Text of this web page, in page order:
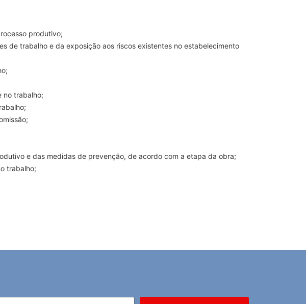
produtivo;
de trabalho e da exposição aos riscos existentes no estabelecimento
no trabalho;
e das medidas de prevenção, de acordo com a etapa da obra;
trabalho;